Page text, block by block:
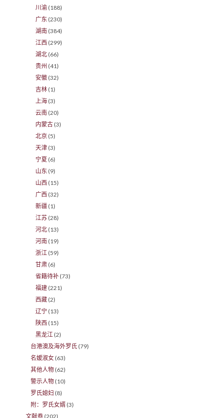
川渝 (188)
广东 (230)
湖南 (384)
江西 (299)
湖北 (66)
贵州 (41)
安徽 (32)
吉林 (1)
上海 (3)
云南 (20)
内蒙古 (3)
北京 (5)
天津 (3)
宁夏 (6)
山东 (9)
山西 (15)
广西 (32)
新疆 (1)
江苏 (28)
河北 (13)
河南 (19)
浙江 (59)
甘肃 (6)
省籍待补 (73)
福建 (221)
西藏 (2)
辽宁 (13)
陕西 (15)
黑龙江 (2)
台港澳及海外罗氏 (79)
名嫒淑女 (63)
其他人物 (62)
警示人物 (10)
罗氏媳妇 (8)
附：罗氏女婿 (3)
文献卷 (202)